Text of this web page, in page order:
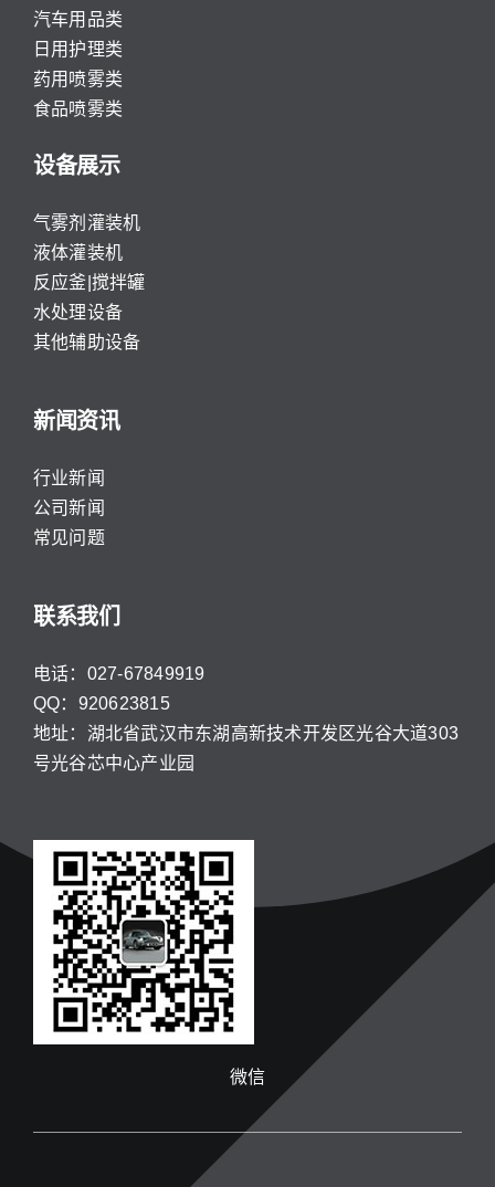
汽车用品类
日用护理类
药用喷雾类
食品喷雾类
设备展示
气雾剂灌装机
液体灌装机
反应釜|搅拌罐
水处理设备
其他辅助设备
新闻资讯
行业新闻
公司新闻
常见问题
联系我们
电话：027-67849919
QQ：920623815
地址：湖北省武汉市东湖高新技术开发区光谷大道303
号光谷芯中心产业园
微信